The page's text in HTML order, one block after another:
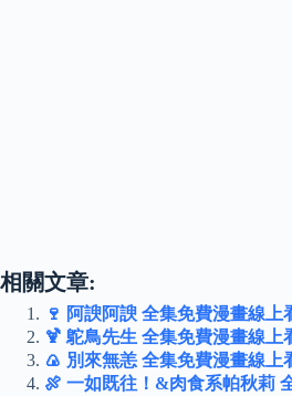
相關文章:
🍷 阿諛阿諛 全集免費漫畫線上
🍹 鴕鳥先生 全集免費漫畫線上
🍙 別來無恙 全集免費漫畫線上
🍖 一如既往！&肉食系帕秋莉